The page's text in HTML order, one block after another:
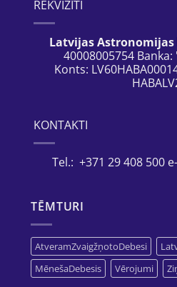
REKVIZĪTI
Latvijas Astronomijas
40008005754 Banka:
Konts:
KONTAKTI
Tel.: +371 29 408 500
TĒMTURI
AtveramZvaigžņotoDebesi
MēnešaDebesis
Vērojumi